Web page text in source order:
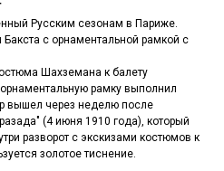
Русским сезонам в Париже.
с орнаментальной рамкой с
Шахземана к балету
рамку выполнил
вышел через неделю после
(4 июня 1910 года), который
разворот с экскизами костюмов к
золотое тиснение.